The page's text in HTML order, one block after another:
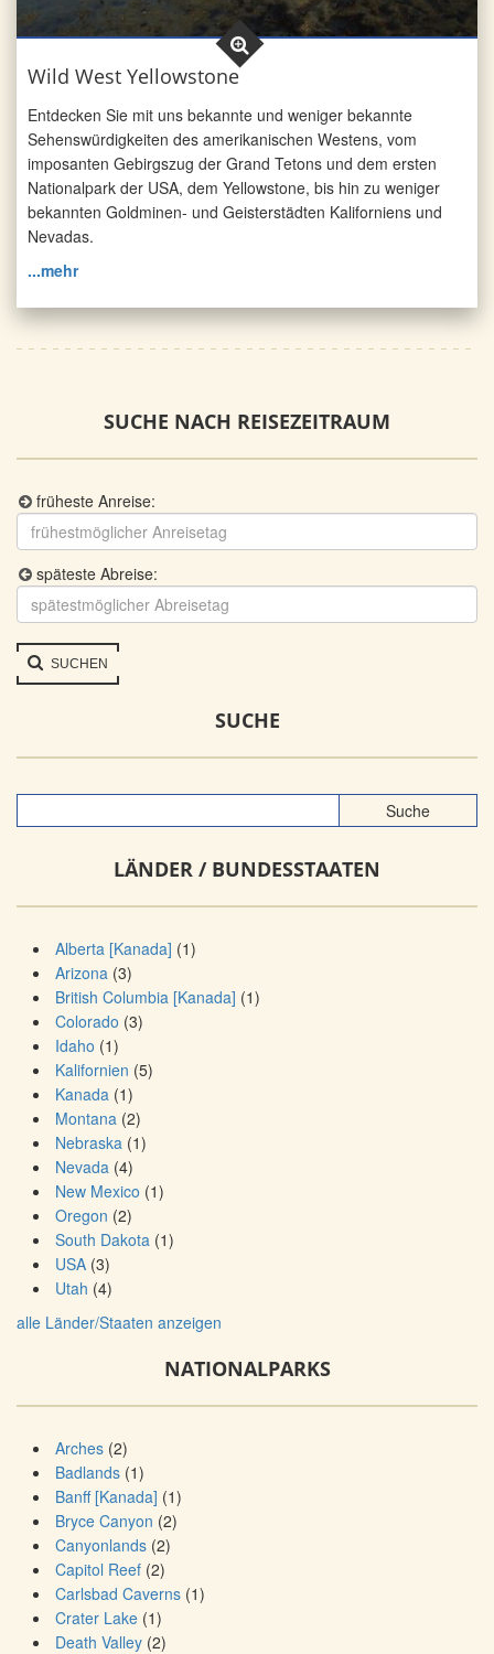
Wild West Yellowstone
Entdecken Sie mit uns bekannte und weniger bekannte
Sehens­würdig­keiten des amerikanischen Westens, vom
imposanten Gebirgszug der Grand Tetons und dem ersten
Nationalpark der USA, dem Yellowstone, bis hin zu weniger
bekannten Goldminen- und Geisterstädten Kaliforniens und
Nevadas.
...mehr
SUCHE NACH REISEZEITRAUM
früheste Anreise:
späteste Abreise:
SUCHEN
SUCHE
LÄNDER / BUNDESSTAATEN
Alberta [Kanada] (1)
Arizona (3)
British Columbia [Kanada] (1)
Colorado (3)
Idaho (1)
Kalifornien (5)
Kanada (1)
Montana (2)
Nebraska (1)
Nevada (4)
New Mexico (1)
Oregon (2)
South Dakota (1)
USA (3)
Utah (4)
alle Länder/Staaten anzeigen
NATIONALPARKS
Arches (2)
Badlands (1)
Banff [Kanada] (1)
Bryce Canyon (2)
Canyonlands (2)
Capitol Reef (2)
Carlsbad Caverns (1)
Crater Lake (1)
Death Valley (2)